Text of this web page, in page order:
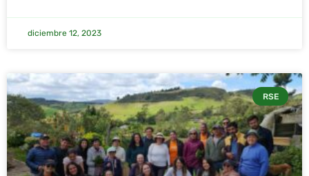
diciembre 12, 2023
RSE